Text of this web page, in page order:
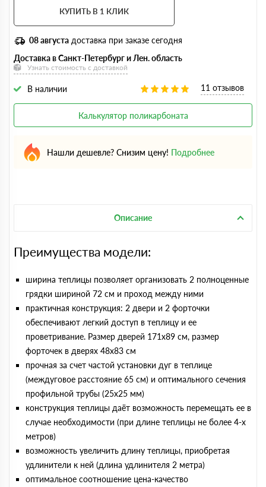
КУПИТЬ В 1 КЛИК
08 августа доставка при заказе сегодня
Доставка в Санкт-Петербург и Лен. область
Узнать стоимость с доставкой
В наличии 11 отзывов
Калькулятор поликарбоната
Нашли дешевле? Снизим цену! Подробнее
Описание
Преимущества модели:
ширина теплицы позволяет организовать 2 полноценные
грядки шириной 72 см и проход между ними
практичная конструкция: 2 двери и 2 форточки
обеспечивают легкий доступ в теплицу и ее
проветривание. Размер дверей 171х89 cм, размер
форточек в дверях 48х83 см
прочная за счет частой установки дуг в теплице
(междуговое расстояние 65 см) и оптимального сечения
профильной трубы (25х25 мм)
конструкция теплицы даёт возможность перемещать ее в
случае необходимости (при длине теплицы не более 4-х
метров)
возможность увеличить длину теплицы, приобретая
удлинители к ней (длина удлинителя 2 метра)
оптимальное соотношение цена-качество